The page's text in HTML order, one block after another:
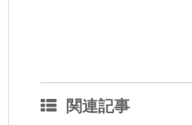
関連記事